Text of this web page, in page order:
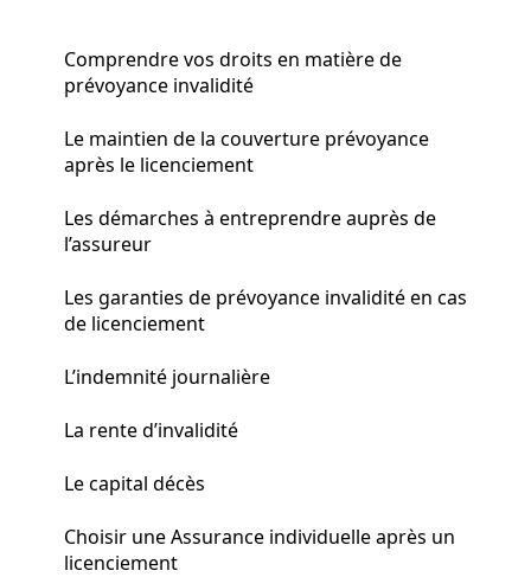
Comprendre vos droits en matière de
prévoyance invalidité
Le maintien de la couverture prévoyance
après le licenciement
Les démarches à entreprendre auprès de
l’assureur
Les garanties de prévoyance invalidité en cas
de licenciement
L’indemnité journalière
La rente d’invalidité
Le capital décès
Choisir une Assurance individuelle après un
licenciement